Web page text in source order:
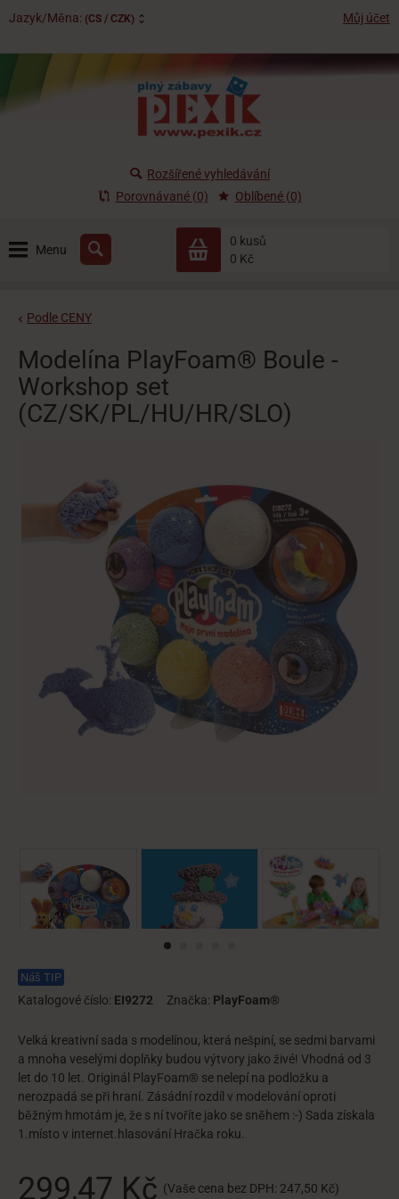
Jazyk/Měna: (CS / CZK) Můj účet
Menu
0 kusů
0 Kč
Rozšířené vyhledávání
Porovnávané (0)
Oblíbené (0)
Podle CENY
Modelína PlayFoam® Boule -
Workshop set
(CZ/SK/PL/HU/HR/SLO)
Náš TIP
Katalogové číslo: EI9272 Značka: PlayFoam®
Velká kreativní sada s modelínou, která nešpiní, se sedmi barvami
a mnoha veselými doplňky budou výtvory jako živé! Vhodná od 3
let do 10 let. Originál PlayFoam® se nelepí na podložku a
nerozpadá se při hraní. Zásádní rozdíl v modelování oproti
běžným hmotám je, že s ní tvoříte jako se sněhem :-) Sada získala
1.místo v internet.hlasování Hračka roku.
299,47 Kč (Vaše cena bez DPH: 247,50 Kč)